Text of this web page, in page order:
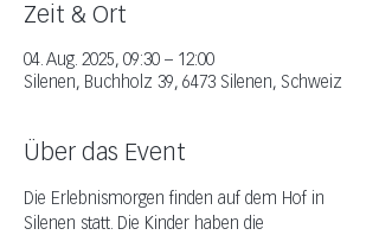
Zeit & Ort
04. Aug. 2025, 09:30 – 12:00
Silenen, Buchholz 39, 6473 Silenen, Schweiz
Über das Event
Die Erlebnismorgen finden auf dem Hof in
Silenen statt. Die Kinder haben die